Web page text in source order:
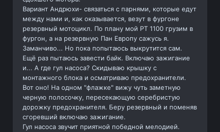
Вариант Андрюхи- связаться с парнями, которые едут
между нами и, как оказывается, везут в фургоне
резервный мотоцикл. По плану мой РТ 1100 грузим в
фургон, а на резервную Пан Европу сажусь я.
Заманчиво... Но пока попытаюсь выкрутится сам.
Ещё раз пытаюсь завести байк. Включаю зажигание
и... А где гул насоса? Скидываю крышку с
монтажного блока и осматриваю предохранители.
Вот оно! На одном "флажке" вижу чуть заметную
черную полосочку, пересекающую серебристую
дорожку предохранителя. Беру резервный и поменяв
сгоревший включаю зажигание.
Гул насоса звучит приятной победной мелодией.